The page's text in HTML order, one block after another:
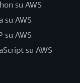
su AWS
su AWS
su AWS
su AWS